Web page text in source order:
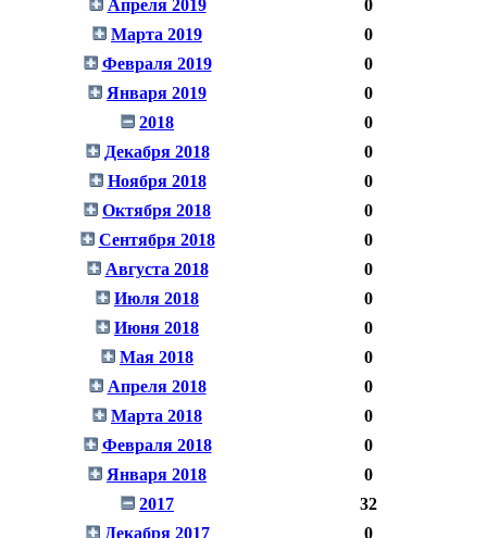
Апреля 2019
0
Марта 2019
0
Февраля 2019
0
Января 2019
0
2018
0
Декабря 2018
0
Ноября 2018
0
Октября 2018
0
Сентября 2018
0
Августа 2018
0
Июля 2018
0
Июня 2018
0
Мая 2018
0
Апреля 2018
0
Марта 2018
0
Февраля 2018
0
Января 2018
0
2017
32
Декабря 2017
0